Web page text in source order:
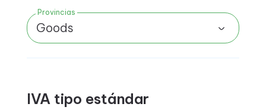
Provincias
Goods
IVA tipo estándar